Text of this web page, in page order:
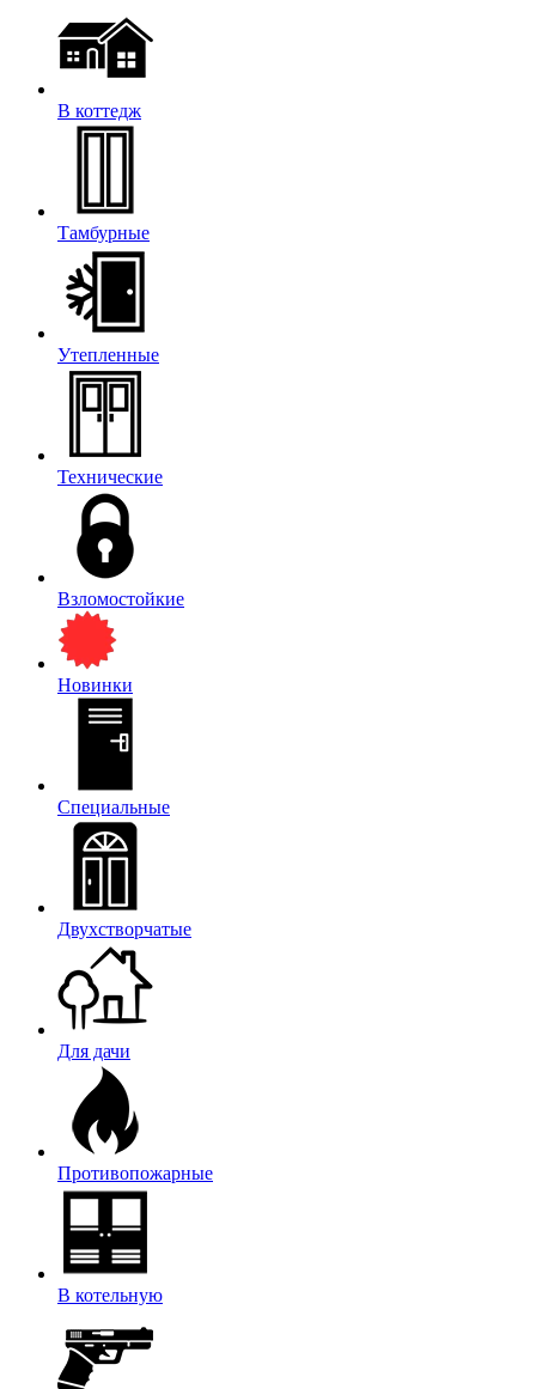
В коттедж
Тамбурные
Утепленные
Технические
Взломостойкие
Новинки
Специальные
Двухстворчатые
Для дачи
Противопожарные
В котельную